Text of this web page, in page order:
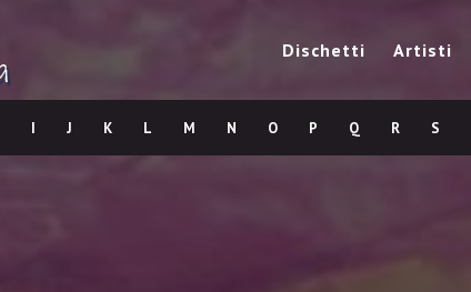
Dischetti Artisti
I J K L M N O P Q R S